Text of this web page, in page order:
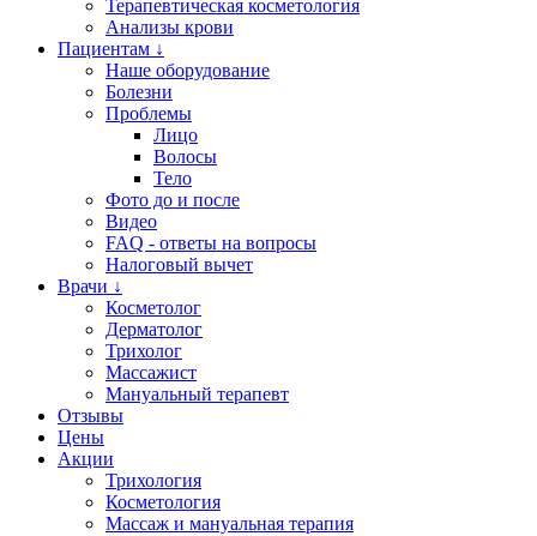
Терапевтическая косметология
Анализы крови
Пациентам ↓
Наше оборудование
Болезни
Проблемы
Лицо
Волосы
Тело
Фото до и после
Видео
FAQ - ответы на вопросы
Налоговый вычет
Врачи ↓
Косметолог
Дерматолог
Трихолог
Массажист
Мануальный терапевт
Отзывы
Цены
Акции
Трихология
Косметология
Массаж и мануальная терапия